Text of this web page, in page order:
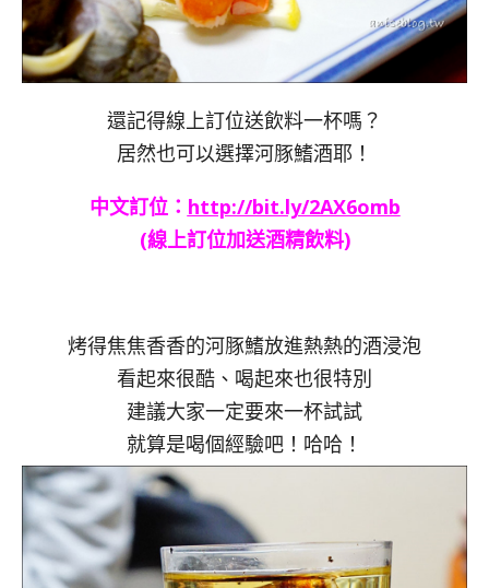
還記得線上訂位送飲料一杯嗎？
居然也可以選擇河豚鰭酒耶！
中文訂位： http://bit.ly/2AX6omb
(線上訂位加送酒精飲料)
烤得焦焦香香的河豚鰭放進熱熱的酒浸泡
看起來很酷、喝起來也很特別
建議大家一定要來一杯試試
就算是喝個經驗吧！哈哈！